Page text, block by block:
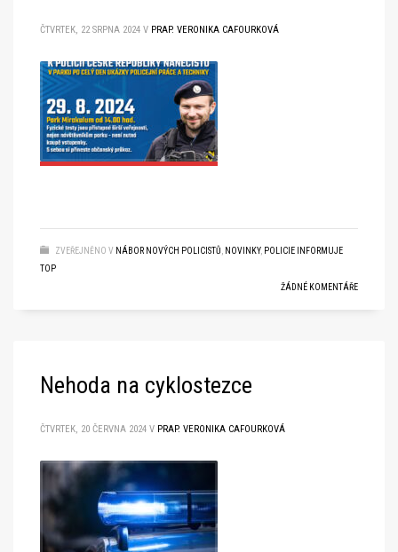
ČTVRTEK, 22 SRPNA 2024 V PRAP. VERONIKA CAFOURKOVÁ
ZVEŘEJNĚNO V NÁBOR NOVÝCH POLICISTŮ NOVINKY, POLICIE INFORMUJE
TOP
ŽÁDNÉ KOMENTÁŘE
Nehoda na cyklostezce
ČTVRTEK, 20 ČERVNA 2024 V PRAP. VERONIKA CAFOURKOVÁ